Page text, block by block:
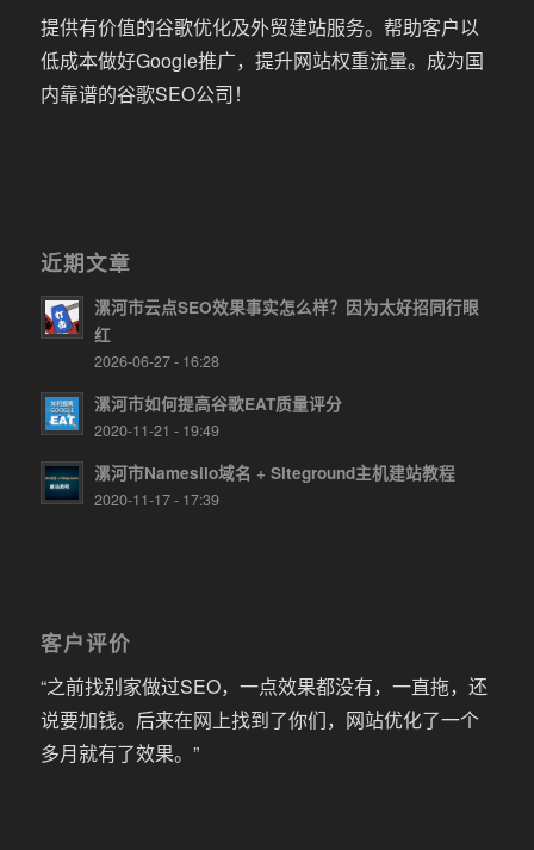
提供有价值的谷歌优化及外贸建站服务。帮助客户以
低成本做好Google推广，提升网站权重流量。成为国
内靠谱的谷歌SEO公司！
近期文章
漯河市云点SEO效果事实怎么样？因为太好招同行眼
红
2026-06-27 - 16:28
漯河市如何提高谷歌EAT质量评分
2020-11-21 - 19:49
漯河市Namesilo域名 + Siteground主机建站教程
2020-11-17 - 17:39
客户评价
“之前找别家做过SEO，一点效果都没有，一直拖，还
说要加钱。后来在网上找到了你们，网站优化了一个
多月就有了效果。”